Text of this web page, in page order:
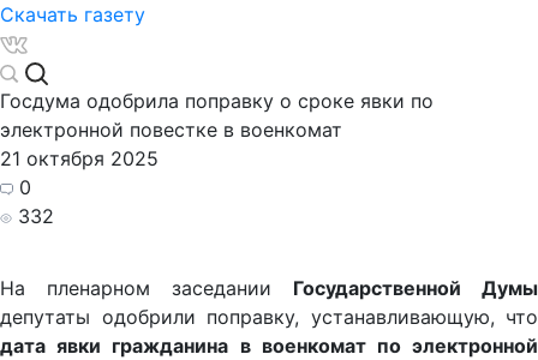
Скачать газету
Госдума одобрила поправку о сроке явки по
электронной повестке в военкомат
21 октября 2025
0
332
На пленарном заседании Государственной Думы
депутаты одобрили поправку, устанавливающую, что
дата явки гражданина в военкомат по электронной